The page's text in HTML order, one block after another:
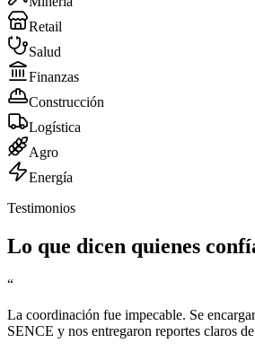
Retail
Salud
Finanzas
Construcción
Logística
Agro
Energía
Testimonios
Lo que dicen quienes
“
La coordinación fue impecable. Se
SENCE y nos entregaron reportes claros